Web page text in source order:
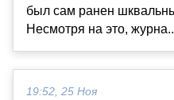
был сам ранен
Несмотря на это,
19:52, 25 Ноя